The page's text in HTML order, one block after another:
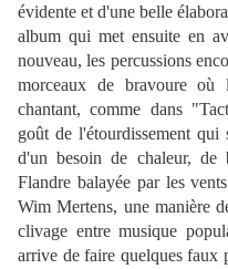
évidente et d'une belle
album qui met ensuite en
nouveau, les percussions
morceaux de bravoure où
chantant, comme dans
goût de l'étourdissement
d'un besoin de chaleur,
Flandre balayée par les
Wim Mertens, une manière
clivage entre musique
arrive de faire quelques faux